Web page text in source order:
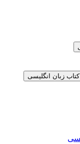
زبان انگلیسی